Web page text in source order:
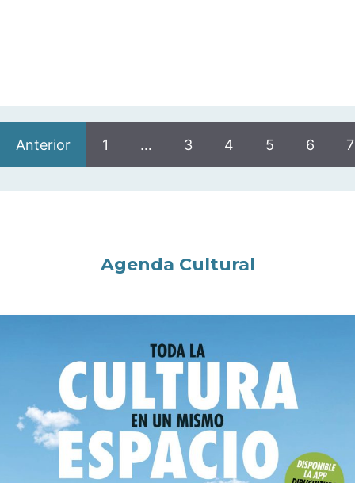
Anterior 1 … 3 4 5 6 7
Agenda Cultural